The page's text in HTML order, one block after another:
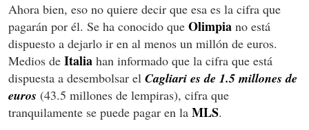
Ahora bien, eso no quiere decir que esa es la cifra que
pagarán por él. Se ha conocido que Olimpia no está
dispuesto a dejarlo ir en al menos un millón de euros.
Medios de Italia han informado que la cifra que está
dispuesta a desembolsar el Cagliari es de 1.5 millones de
euros (43.5 millones de lempiras), cifra que
tranquilamente se puede pagar en la MLS.